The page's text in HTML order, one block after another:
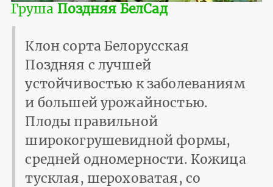
Груша Поздняя БелСад
Клон сорта Белорусская
Поздняя с лучшей
устойчивостью к заболеваниям
и большей урожайностью.
Плоды правильной
широкогрушевидной формы,
средней одномерности. Кожица
тусклая, шероховатая, со